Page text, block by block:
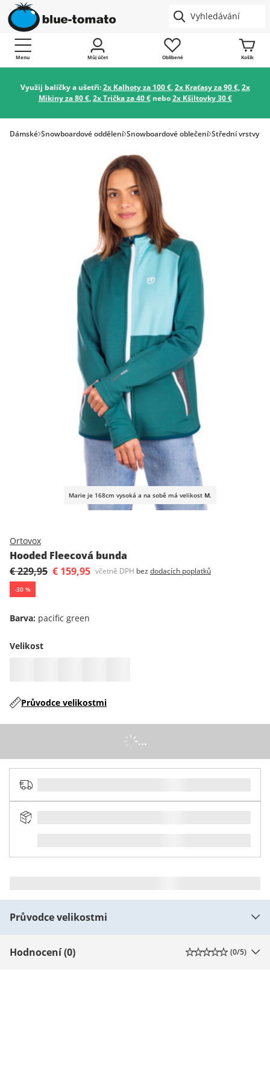
Menu Můj účet Oblíbené Košík
Využij balíčky a ušetři:2x Kalhoty za 100 €,2x Kraťasy za 90 €,2x
Mikiny za 80 €,2x Trička za 40 €nebo2x Kšiltovky 30 €
Dámské Snowboardové oddělení Snowboardové oblečení Střední vrstvy
Marie je 168cm vysoká a na sobě má velikost M.
Ortovox
Hooded Fleecová bunda
€ 229,95 € 159,95 včetně DPH bez dodacích poplatků
-30 %
Barva: pacific green
Velikost
Průvodce velikostmi
...
Průvodce velikostmi
Hodnocení (0) (0/5)